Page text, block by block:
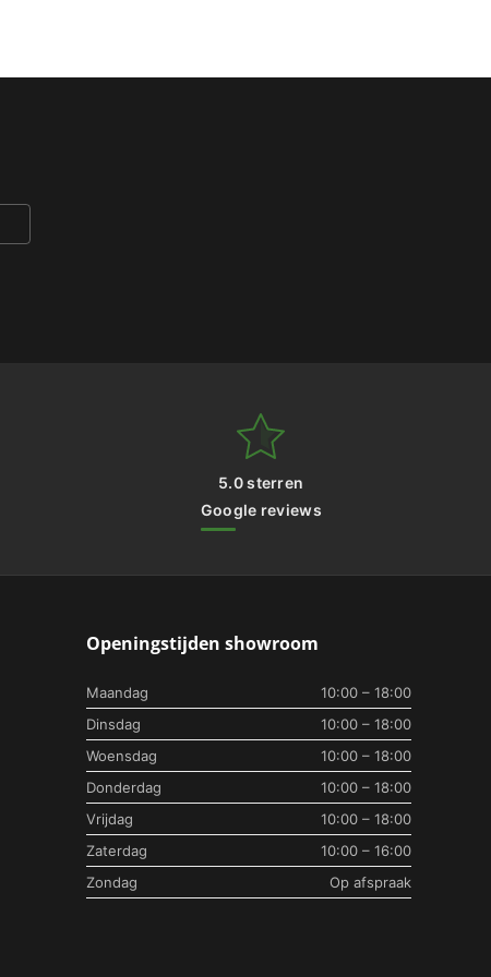
5.0 sterren
Google reviews
Openingstijden showroom
Maandag
10:00 – 18:00
Dinsdag
10:00 – 18:00
Woensdag
10:00 – 18:00
Donderdag
10:00 – 18:00
Vrijdag
10:00 – 18:00
Zaterdag
10:00 – 16:00
Zondag
Op afspraak